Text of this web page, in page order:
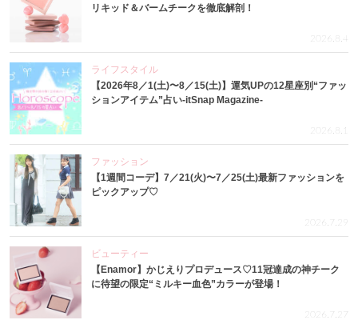
リキッド＆バームチークを徹底解剖！
2026.8.4
ライフスタイル
【2026年8／1(土)〜8／15(土)】運気UPの12星座別“ファッ
ションアイテム”占い-itSnap Magazine-
2026.8.1
ファッション
【1週間コーデ】7／21(火)〜7／25(土)最新ファッションを
ピックアップ♡
2026.7.29
ビューティー
【Enamor】かじえりプロデュース♡11冠達成の神チーク
に待望の限定“ミルキー血色”カラーが登場！
2026.7.27